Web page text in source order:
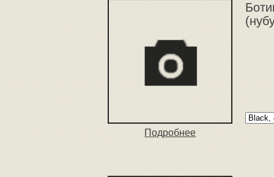
Подробнее